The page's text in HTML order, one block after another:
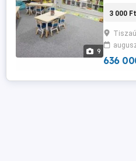
9
2 iroda,
- külön
3 000
636